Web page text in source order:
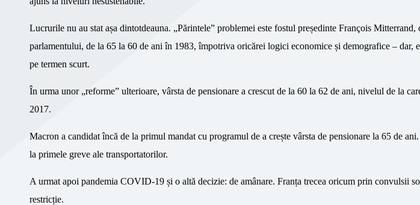
Lucrurile nu au stat așa dintotdeauna. „Părintele” problemei este fostul președinte François Mitterrand,
parlamentului, de la 65 la 60 de ani în 1983, împotriva oricărei logici economice și demografice – dar,
pe termen scurt.
În urma unor „reforme” ulterioare, vârsta de pensionare a crescut de la 60 la 62 de ani, nivelul de la
2017.
Macron a candidat încă de la primul mandat cu programul de a crește vârsta de pensionare la 65 de
la primele greve ale transportatorilor.
A urmat apoi pandemia COVID-19 și o altă decizie: de amânare. Franța trecea oricum prin convulsii
restricție.